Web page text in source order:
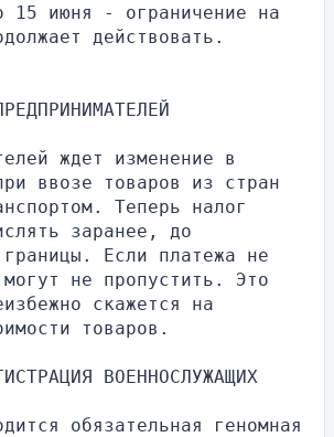
15 июня - ограничение на
действовать.
ждет изменение в
ввозе товаров из стран
Теперь налог
заранее, до
границы. Если платежа не
не пропустить. Это
скажется на
товаров.
ВОЕННОСЛУЖАЩИХ
обязательная геномная